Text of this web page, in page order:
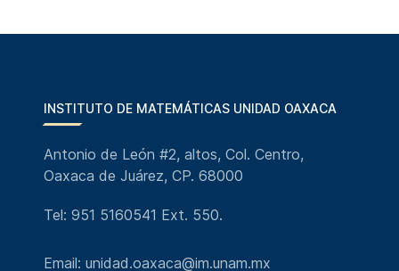
INSTITUTO DE MATEMÁTICAS UNIDAD OAXACA
Antonio de León #2, altos, Col. Centro,
Oaxaca de Juárez, CP. 68000
Tel: 951 5160541 Ext. 550.
Email: unidad.oaxaca@im.unam.mx